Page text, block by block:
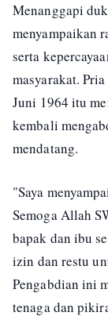
Menanggapi
menyampaikan
serta
masyarakat.
Juni 1964 itu
kembali
mendatang.
"Saya
Semoga Allah
bapak dan ibu
izin dan restu
Pengabdian ini
tenaga dan